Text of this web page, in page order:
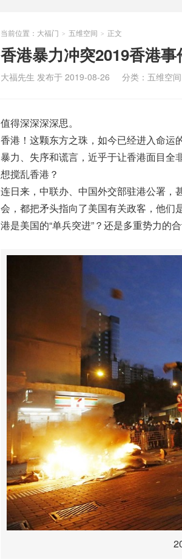
当前位置： 大福门 > 五维空间 > 正文
香港暴力冲突2019香港
大福先生 发布于 2019-08-26 分类： 五维空间
值得深深深深思。
香港！这颗东方之珠，如今已经进入命运
暴力、失序和谎言，近乎于让香港面目全
想搅乱香港？
连日来，中联办、中国外交部驻港公署，
会，都把矛头指向了美国有关政客，他们
港是美国的“单兵突进”？还是多重势力的